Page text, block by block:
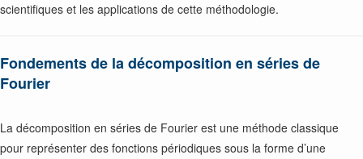
scientifiques et les applications de cette méthodologie.
Fondements de la décomposition en séries de
Fourier
La décomposition en séries de Fourier est une méthode classique
pour représenter des fonctions périodiques sous la forme d’une